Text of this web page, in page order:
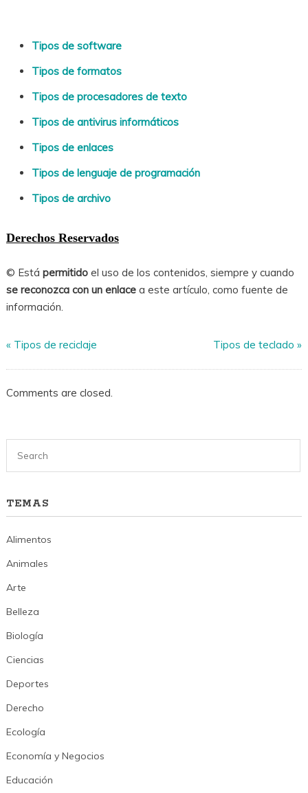
Tipos de software
Tipos de formatos
Tipos de procesadores de texto
Tipos de antivirus informáticos
Tipos de enlaces
Tipos de lenguaje de programación
Tipos de archivo
Derechos Reservados
© Está permitidoel uso de los contenidos, siempre y cuando
se reconozca con un enlacea este artículo, como fuente de
información.
« Tipos de reciclaje Tipos de teclado »
Comments are closed.
TEMAS
Alimentos
Animales
Arte
Belleza
Biología
Ciencias
Deportes
Derecho
Ecología
Economía y Negocios
Educación